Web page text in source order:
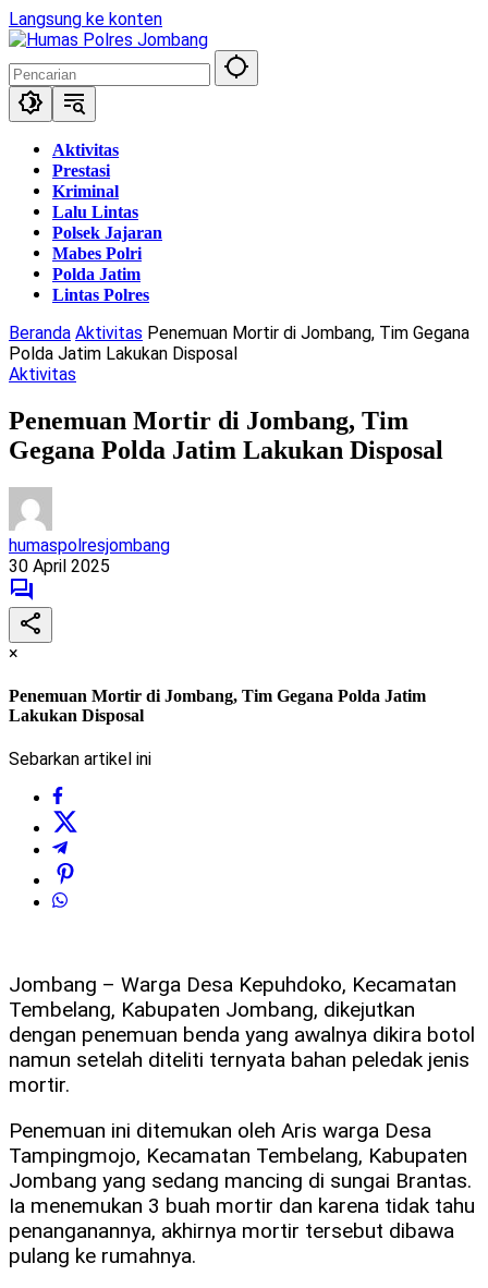
Langsung ke konten
Aktivitas
Prestasi
Kriminal
Lalu Lintas
Polsek Jajaran
Mabes Polri
Polda Jatim
Lintas Polres
Beranda Aktivitas Penemuan Mortir di Jombang, Tim Gegana
Polda Jatim Lakukan Disposal
Aktivitas
Penemuan Mortir di Jombang, Tim
Gegana Polda Jatim Lakukan Disposal
humaspolresjombang
30 April 2025
×
Penemuan Mortir di Jombang, Tim Gegana Polda Jatim
Lakukan Disposal
Sebarkan artikel ini
Jombang – Warga Desa Kepuhdoko, Kecamatan
Tembelang, Kabupaten Jombang, dikejutkan
dengan penemuan benda yang awalnya dikira botol
namun setelah diteliti ternyata bahan peledak jenis
mortir.
Penemuan ini ditemukan oleh Aris warga Desa
Tampingmojo, Kecamatan Tembelang, Kabupaten
Jombang yang sedang mancing di sungai Brantas.
Ia menemukan 3 buah mortir dan karena tidak tahu
penanganannya, akhirnya mortir tersebut dibawa
pulang ke rumahnya.